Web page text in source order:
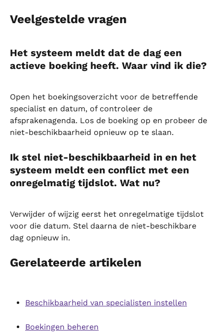
Veelgestelde vragen
Het systeem meldt dat de dag een
actieve boeking heeft. Waar vind ik die?
Open het boekingsoverzicht voor de betreffende
specialist en datum, of controleer de
afsprakenagenda. Los de boeking op en probeer de
niet-beschikbaarheid opnieuw op te slaan.
Ik stel niet-beschikbaarheid in en het
systeem meldt een conflict met een
onregelmatig tijdslot. Wat nu?
Verwijder of wijzig eerst het onregelmatige tijdslot
voor die datum. Stel daarna de niet-beschikbare
dag opnieuw in.
Gerelateerde artikelen
Beschikbaarheid van specialisten instellen
Boekingen beheren